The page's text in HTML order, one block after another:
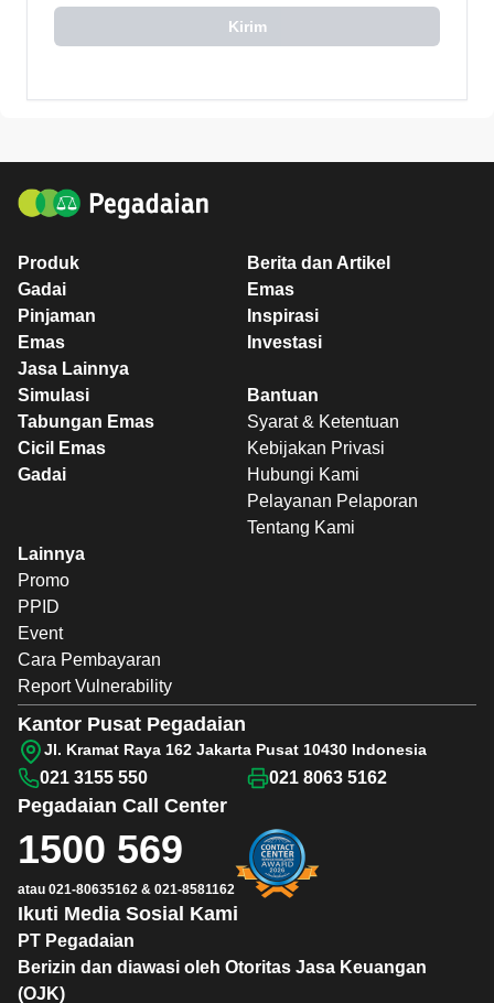
Kirim
Produk
Gadai
Pinjaman
Emas
Jasa Lainnya
Berita dan Artikel
Emas
Inspirasi
Investasi
Simulasi
Tabungan Emas
Cicil Emas
Gadai
Bantuan
Syarat & Ketentuan
Kebijakan Privasi
Hubungi Kami
Pelayanan Pelaporan
Tentang Kami
Lainnya
Promo
PPID
Event
Cara Pembayaran
Report Vulnerability
PT Pegadaian
Berizin dan diawasi oleh Otoritas Jasa Keuangan
(OJK)
Ikuti Media Sosial Kami
Pegadaian Call Center
1500 569
atau 021-80635162 & 021-8581162
Kantor Pusat Pegadaian
Jl. Kramat Raya 162 Jakarta Pusat 10430 Indonesia
021 3155 550 021 8063 5162